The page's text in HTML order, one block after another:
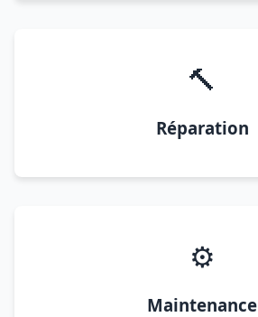
🔨
Réparation
⚙️
Maintenance